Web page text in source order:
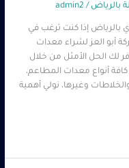
بالرياض /
admin2
إذا كنت ترغب في
أبو العز لشراء معدات
مستعملة بالرياض 0560485279 نوفر لك الحل الأمثل من خلال
أنواع معدات المطاعم،
وغيرها، نولي أهمية